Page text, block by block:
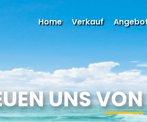
UNS
Home Verkauf